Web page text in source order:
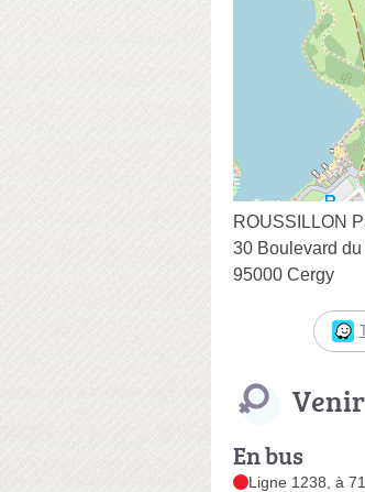
ROUSSILLON
30 Boulevard du
95000 Cergy
En bus
Ligne 1238, à